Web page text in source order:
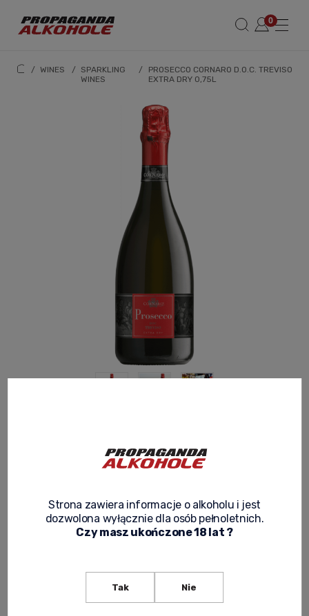
/ WINES / SPARKLING
WINES
/
PROSECCO CORNARO D.O.C. TREVISO
EXTRA DRY 0,75L
WINO I0108
49,90 zł
40,57 zł
Strona zawiera informacje o alkoholu i jest
dozwolona wyłącznie dla osób pełnoletnich.
Czy masz ukończone 18 lat ?
Tak Nie